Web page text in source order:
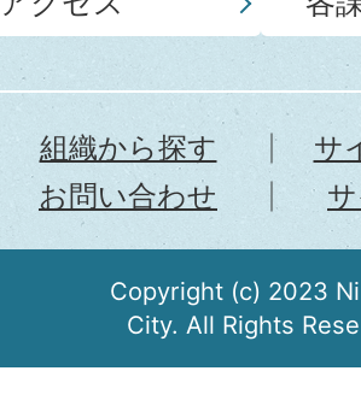
組織から探す
サ
お問い合わせ
Copyright (c) 2023
City. All Rights